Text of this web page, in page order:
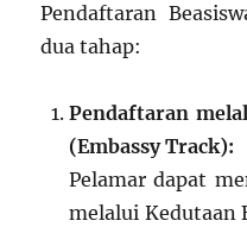
Pendaftaran
dua tahap:
Pendaftaran
(Embassy Track):
Pelamar dapat
melalui Kedutaan